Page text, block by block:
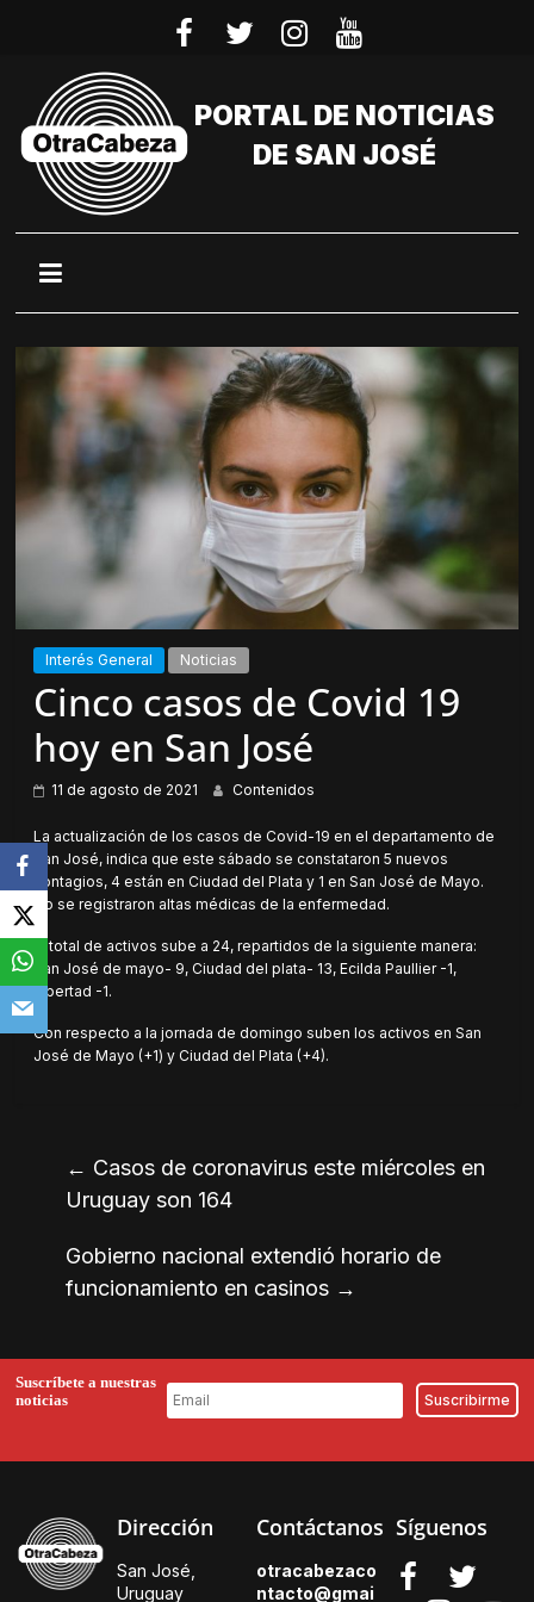
PORTAL DE NOTICIAS
DE SAN JOSÉ
Interés General Noticias
Cinco casos de Covid 19
hoy en San José
11 de agosto de 2021 Contenidos
La actualización de los casos de Covid-19 en el departamento de
San José, indica que este sábado se constataron 5 nuevos
contagios, 4 están en Ciudad del Plata y 1 en San José de Mayo.
No se registraron altas médicas de la enfermedad.
El total de activos sube a 24, repartidos de la siguiente manera:
San José de mayo- 9, Ciudad del plata- 13, Ecilda Paullier -1,
Libertad -1.
Con respecto a la jornada de domingo suben los activos en San
José de Mayo (+1) y Ciudad del Plata (+4).
← Casos de coronavirus este miércoles en
Uruguay son 164
Gobierno nacional extendió horario de
funcionamiento en casinos →
Suscríbete a nuestras
noticias
Dirección
San José,
Uruguay
Contáctanos
otracabezaco
ntacto@gmai
Síguenos